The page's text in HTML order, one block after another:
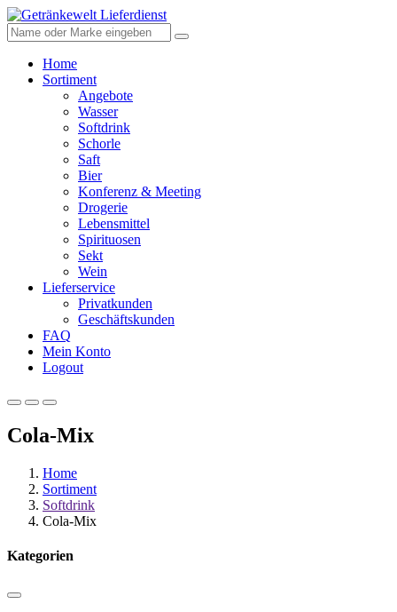
Home
Sortiment
Angebote
Wasser
Softdrink
Schorle
Saft
Bier
Konferenz & Meeting
Drogerie
Lebensmittel
Spirituosen
Sekt
Wein
Lieferservice
Privatkunden
Geschäftskunden
FAQ
Mein Konto
Logout
Cola-Mix
Home
Sortiment
Softdrink
Cola-Mix
Kategorien